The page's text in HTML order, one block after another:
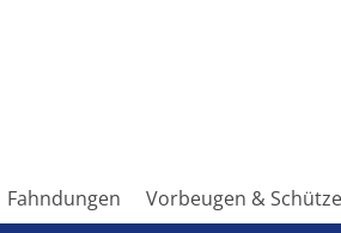
Fahndungen Vorbeugen &